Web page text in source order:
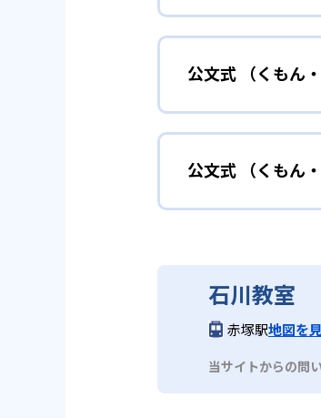
確実に100点が取れ
できる。
02
KUMONの教材は
時期から高校教材
03
KUMONでは、教
も通室しやすい。
小学校
KUMONでは細か
目でも自分で解け
中学生・高校生
KUMONでは、一
宿題の量や進め方
公文式 （くもん
どんなメリット
KUMONでは自学
い。
どんなデメリ
KUMONでは、中
だろう。
公文式 （くもん
KUMONは、公式サ
石川教室
赤塚駅地図を
当サイトからの問